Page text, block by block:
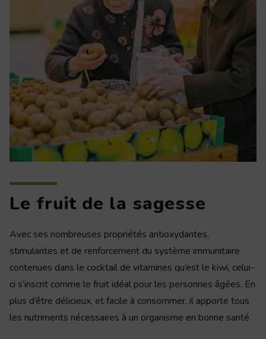
Le fruit de la sagesse
Avec ses nombreuses propriétés antioxydantes,
stimulantes et de renforcement du système immunitaire
contenues dans le cocktail de vitamines qu’est le kiwi, celui-
ci s’inscrit comme le fruit idéal pour les personnes âgées. En
plus d’être délicieux, et facile à consommer, il apporte tous
les nutriments nécessaires à un organisme en bonne santé.